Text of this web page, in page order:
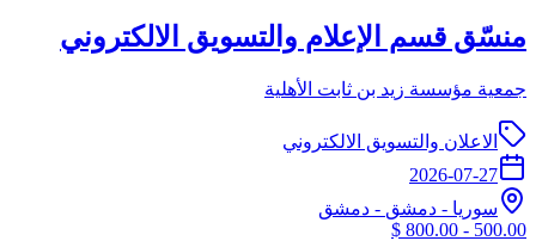
منسّق قسم الإعلام والتسويق الالكتروني
جمعية مؤسسة زيد بن ثابت الأهلية
الاعلان والتسويق الالكتروني
2026-07-27
سوريا - دمشق - دمشق
500.00 - 800.00 $